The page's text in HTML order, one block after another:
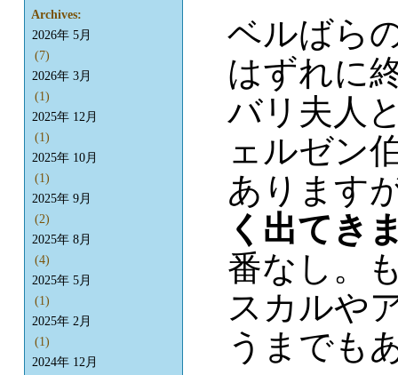
ベルばら
はずれに
バリ夫人
ェルゼン
あります
く出てき
番なし。
スカルや
うまでも
Archives:
2026年 5月
(7)
2026年 3月
(1)
2025年 12月
(1)
2025年 10月
(1)
2025年 9月
(2)
2025年 8月
(4)
2025年 5月
(1)
2025年 2月
(1)
2024年 12月